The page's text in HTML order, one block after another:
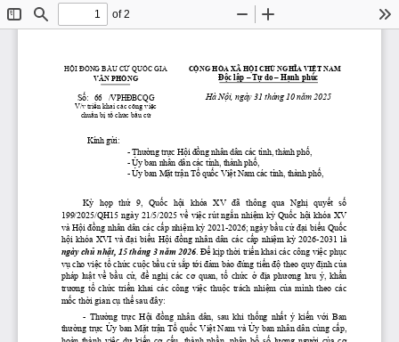
ToggleFind
of 2
Zoom
HỘI ĐỒNG BẦU CỬ QUỐC GIA
VĂN PHÒNG
Số: /VPHĐBCQG
V/v triển khai các công việc
chuẩn bị tổ chức bầu cử
CỘNG HÒA XÃ HỘI CHỦ NGHĨA VIỆT NAM
Độc lập – Tự do – Hạnh phúc
Hà Nội, ngày 31 tháng 10 năm 2025
Kính gửi:
- Thường trực Hội đồng nhân dân các tỉnh, thành phố,
- Ủy ban nhân dân các tỉnh, thành phố,
- Ủy ban Mặt trận Tổ quốc Việt Nam các tỉnh, thành phố,
Kỳ
   h
ọp   thứ
   9,   Qu
ốc   hội   khóa   XV đã   thông   qua   Nghị
   quy
ết   số
199/2025/QH15 ngày 21/5/2025 về việc rút ngắn nhiệm kỳ Quốc hội khóa XV
và Hội đồng nhân dân các cấp nhiệm kỳ 2021-2026; ngày bầu cử đại biểu Quốc
hội
  khóa  XVI  và
đại biểu Hội đồng
  nhân  dân  các
cấp nhiệm kỳ
  2026-2031  là
ngày chủ nhật, 15 tháng 3 năm 2026. Để kịp thời triển khai các công việc phục
vụ cho việc tổ chức cuộc bầu cử sắp tới đảm bảo đúng tiến độ theo quy định của
pháp luật về bầu cử, đề nghị
  các
cơ
  quan,
tổ chức ở địa phương lưu
  ý,
khẩn
trương tổ chức triển
  khai  các  công
việc thuộc
  trách
nhiệm của
  mình  theo  các
mốc thời gian cụ thể sau đây:
- Thường trực Hội đồng
  nhân  dân,  sau  khi
thống nhất
  ý
kiến với
  Ban
thường trực Ủy ban Mặt trận Tổ quốc Việt Nam và Ủy ban nhân dân cùng cấp,
hoàn  thành việc dự kiến cơ cấu,
  thành
phần,
  phân
bổ số lượng người của cơ